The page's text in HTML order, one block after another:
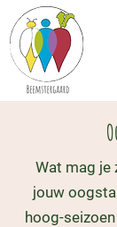
​​​Wat mag je
jouw
hoog-